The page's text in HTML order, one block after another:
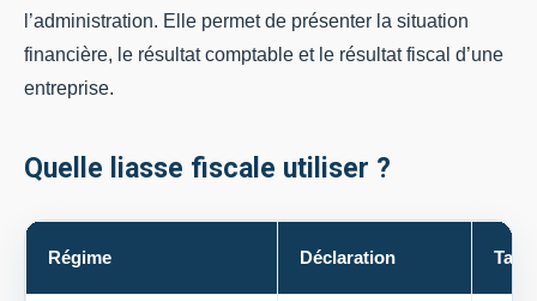
l’administration. Elle permet de présenter la situation
financière, le résultat comptable et le résultat fiscal d’une
entreprise.
Quelle liasse fiscale utiliser ?
Régime Déclaration